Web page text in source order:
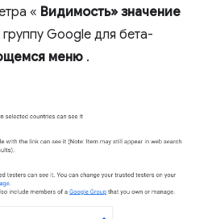
« Видимость» значение
Google для бета-
меню .